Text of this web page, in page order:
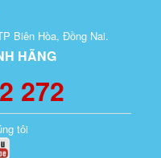
Biên Hòa, Đồng Nai.
HÃNG
272
tôi